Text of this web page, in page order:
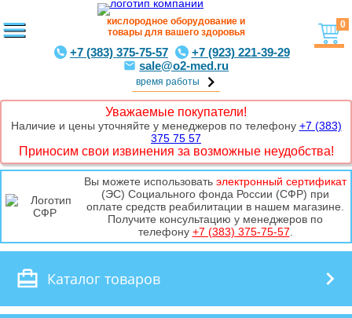
кислородное оборудование и
товары для вашего здоровья
+7 (383) 375-75-57
+7 (923) 221-39-29
sale@o2-med.ru
время работы
0
Уважаемые покупатели!
Наличие и цены уточняйте у менеджеров по телефону +7 (383)
375 75 57
Приносим свои извинения за возможные неудобства!
Вы можете использовать электронный сертификат
(ЭС) Социального фонда России (СФР) при
оплате средств реабилитации в нашем магазине.
Получите консультацию у менеджеров по
телефону +7 (383) 375-75-57.
Каталог товаров